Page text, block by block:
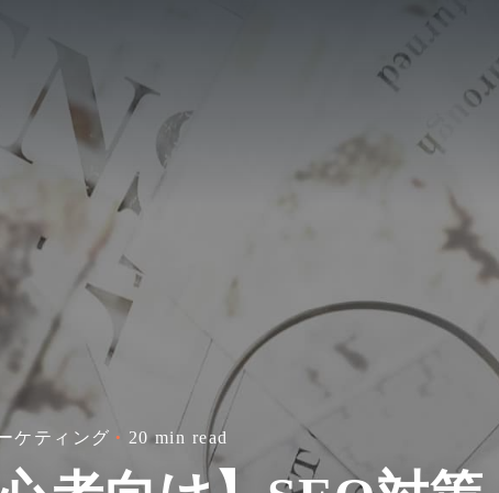
ケティング 20 min read